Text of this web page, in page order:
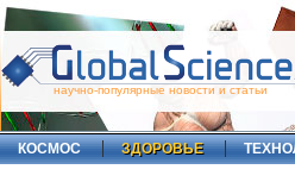
научно-популярные новости и статьи
КОСМОС ЗДОРОВЬЕ